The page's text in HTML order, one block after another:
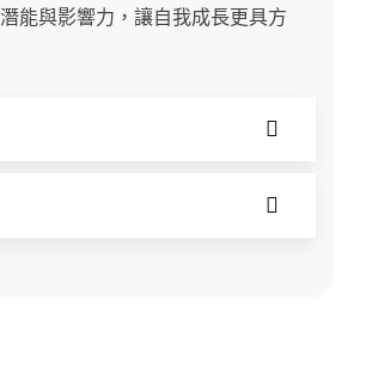
能與影響力，讓自我成長更具方